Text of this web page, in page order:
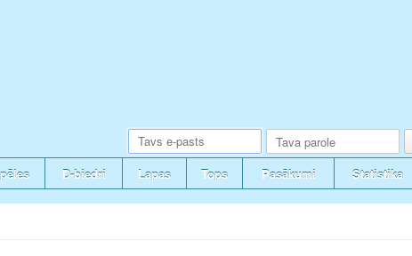
D-biedri Lapas Tops Pasākumi Statistika